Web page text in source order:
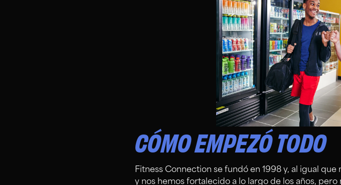
CÓMO EMPEZÓ TODO
Fitness Connection se fundó en 1998 y, al igual
y nos hemos fortalecido a lo largo de los años,